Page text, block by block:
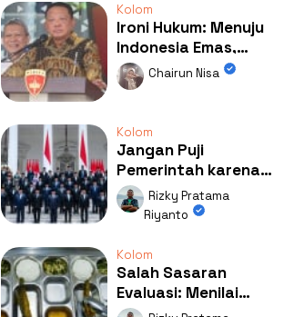
Kolom
Ironi Hukum: Menuju
Indonesia Emas,
Ternyata Emasnya
Ada di Rumah Febrie!
Chairun Nisa
Kolom
Jangan Puji
Pemerintah karena
Kerja: Mengapa
Publik Begitu Mudah
Rizky Pratama
Riyanto
Kolom
Salah Sasaran
Evaluasi: Menilai
Program MBG Lewat